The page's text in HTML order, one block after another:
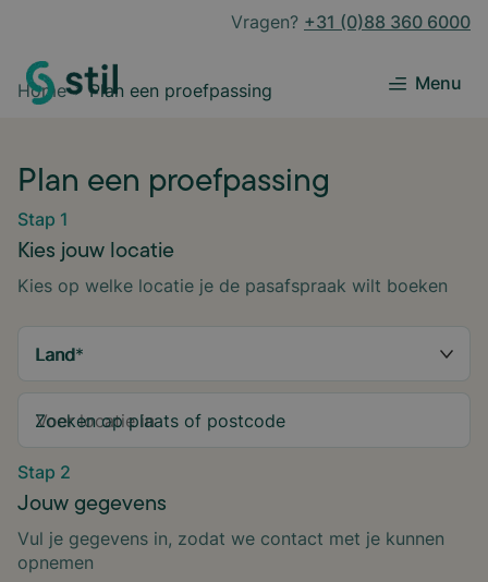
Vragen? +31 (0)88 360 6000
Menu
Home Plan een proefpassing
Plan een proefpassing
Stap 1
Kies jouw locatie
Kies op welke locatie je de pasafspraak wilt boeken
Land*
Zoeken op plaats of postcode
Stap 2
Jouw gegevens
Vul je gegevens in, zodat we contact met je kunnen
opnemen